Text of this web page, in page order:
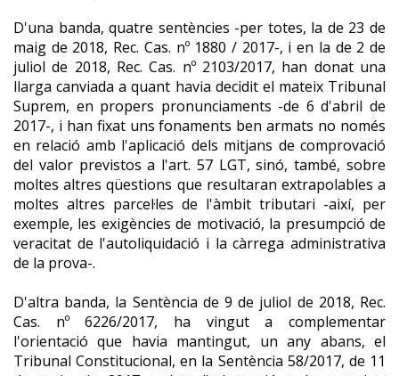
D'una banda, quatre sentències -per totes, la de 23 de
maig de 2018, Rec. Cas. nº 1880 / 2017-, i en la de 2 de
juliol de 2018, Rec. Cas. nº 2103/2017, han donat una
llarga canviada a quant havia decidit el mateix Tribunal
Suprem, en propers pronunciaments -de 6 d'abril de
2017-, i han fixat uns fonaments ben armats no només
en relació amb l'aplicació dels mitjans de comprovació
del valor previstos a l'art. 57 LGT, sinó, també, sobre
moltes altres qüestions que resultaran extrapolables a
moltes altres parcel·les de l'àmbit tributari -així, per
exemple, les exigències de motivació, la presumpció de
veracitat de l'autoliquidació i la càrrega administrativa
de la prova-.
D'altra banda, la Sentència de 9 de juliol de 2018, Rec.
Cas. nº 6226/2017, ha vingut a complementar
l'orientació que havia mantingut, un any abans, el
Tribunal Constitucional, en la Sentència 58/2017, de 11